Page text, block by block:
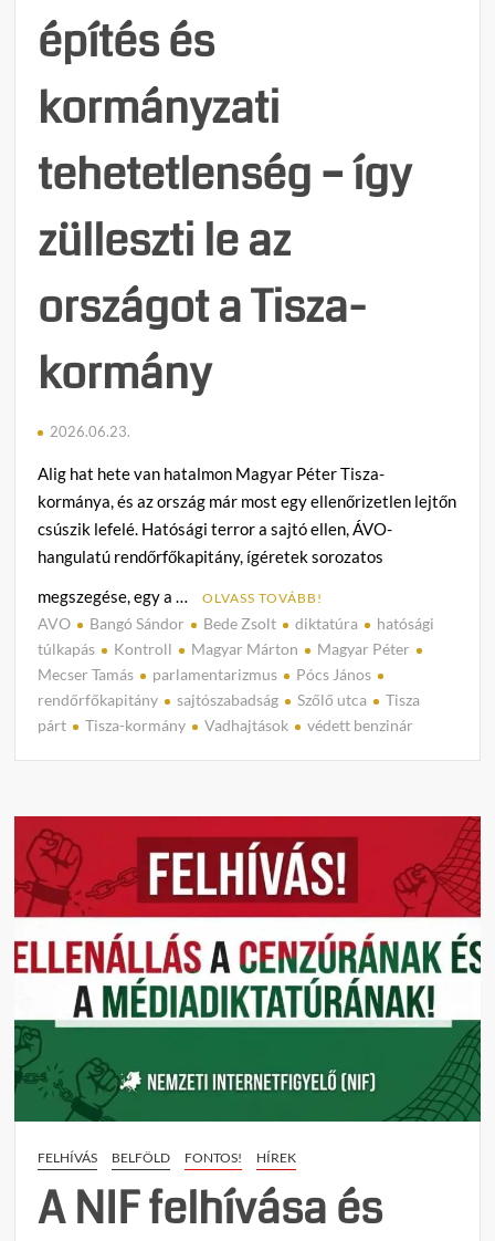
építés és
kormányzati
tehetetlenség – így
zülleszti le az
országot a Tisza-
kormány
2026.06.23.
Alig hat hete van hatalmon Magyar Péter Tisza-
kormánya, és az ország már most egy ellenőrizetlen lejtőn
csúszik lefelé. Hatósági terror a sajtó ellen, ÁVO-
hangulatú rendőrfőkapitány, ígéretek sorozatos
megszegése, egy a …
OLVASS TOVÁBB!
AVO Bangó Sándor Bede Zsolt diktatúra
hatósági
túlkapás
Kontroll Magyar Márton
Magyar Péter
Mecser Tamás
parlamentarizmus
Pócs János
rendőrfőkapitány
sajtószabadság Szőlő utca
Tisza
párt
Tisza-kormány Vadhajtások védett benzinár
on
A
káosz
építés
–
így
FELHÍVÁS BELFÖLD FONTOS! HÍREK
A NIF felhívása és